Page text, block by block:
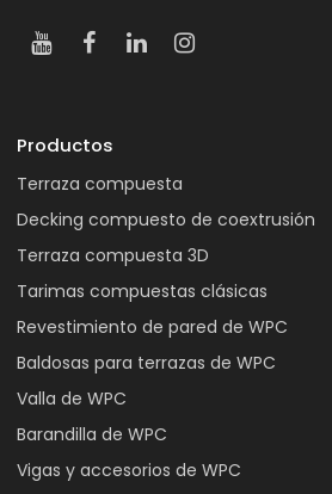
Productos
Terraza compuesta
Decking compuesto de coextrusión
Terraza compuesta 3D
Tarimas compuestas clásicas
Revestimiento de pared de WPC
Baldosas para terrazas de WPC
Valla de WPC
Barandilla de WPC
Vigas y accesorios de WPC